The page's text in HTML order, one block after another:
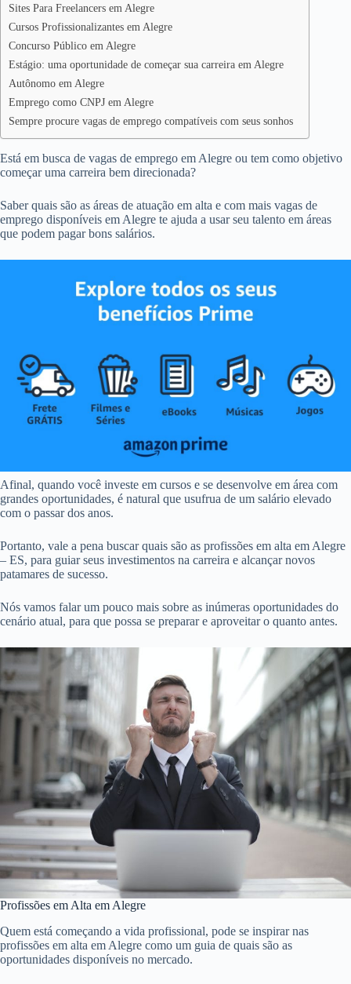
Sites Para Freelancers em Alegre
Cursos Profissionalizantes em Alegre
Concurso Público em Alegre
Estágio: uma oportunidade de começar sua carreira em Alegre
Autônomo em Alegre
Emprego como CNPJ em Alegre
Sempre procure vagas de emprego compatíveis com seus sonhos
Está em busca de vagas de emprego em Alegre ou tem como objetivo
começar uma carreira bem direcionada?
Saber quais são as áreas de atuação em alta e com mais vagas de
emprego disponíveis em Alegre te ajuda a usar seu talento em áreas
que podem pagar bons salários.
Afinal, quando você investe em cursos e se desenvolve em área com
grandes oportunidades, é natural que usufrua de um salário elevado
com o passar dos anos.
Portanto, vale a pena buscar quais são as profissões em alta em Alegre
– ES, para guiar seus investimentos na carreira e alcançar novos
patamares de sucesso.
Nós vamos falar um pouco mais sobre as inúmeras oportunidades do
cenário atual, para que possa se preparar e aproveitar o quanto antes.
Profissões em Alta em Alegre
Quem está começando a vida profissional, pode se inspirar nas
profissões em alta em Alegre como um guia de quais são as
oportunidades disponíveis no mercado.